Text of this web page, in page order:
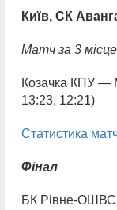
Київ, СК
Матч за 3 місце
Козачка КПУ
13:23, 12:21)
Статистика
Фінал
БК Рівне-